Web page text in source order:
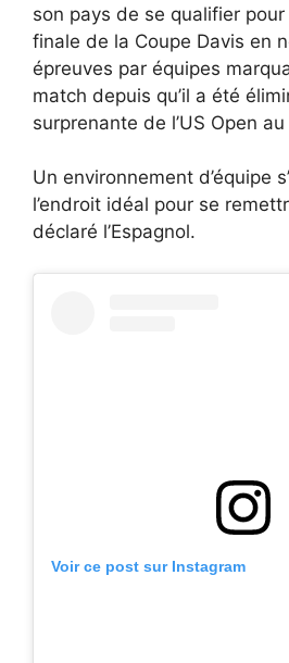
son pays de se qualifier
finale de la Coupe Davis en
épreuves par équipes
match depuis qu’il a été
surprenante de l’US Open
Un environnement d’équipe
l’endroit idéal pour se
déclaré l’Espagnol.
Voir ce post sur Instagram